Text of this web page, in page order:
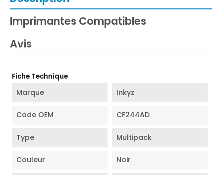
Imprimantes Compatibles
Avis
Fiche Technique
Marque Inkyz
Code OEM CF244AD
Type Multipack
Couleur Noir